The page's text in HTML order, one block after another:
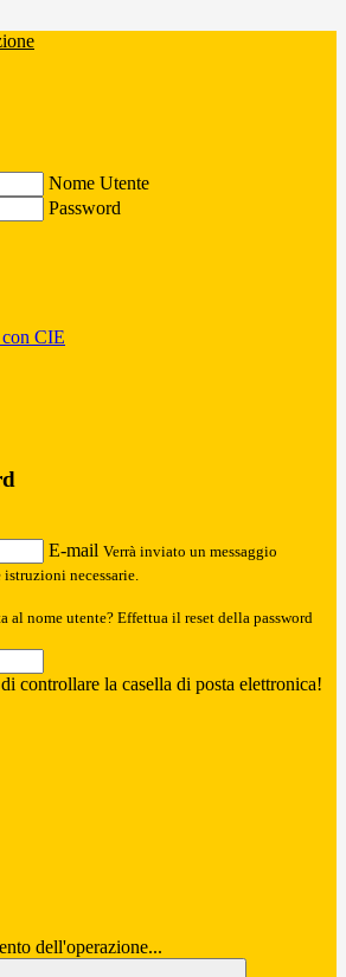
Nome Utente
Password
CIE
E-mail Verrà inviato un messaggio
necessarie.
al nome utente? Effettua il reset della password
controllare la casella di posta elettronica!
dell'operazione...